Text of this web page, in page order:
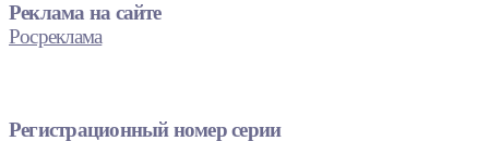
Реклама на сайте
Росреклама
Регистрационный номер серии